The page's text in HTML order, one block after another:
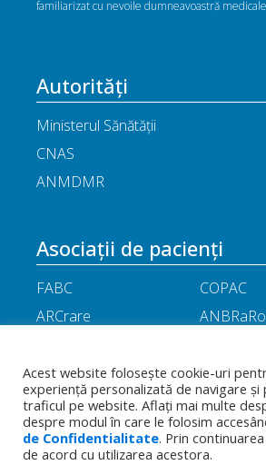
familiarizat cu nevoile dumneavoastră
Autorități
Ministerul Sănătății
CNAS
ANMDMR
Asociații de pacienți
FABC
COPAC
ARCrare
ANBRaRo
ANHR
ARIL
APOR
Little
Termeni
și
Politica de
Toate drepturile
Română a
Acest website folosește cookie-uri
experiență personalizată de navigare și
traficul pe website. Aflați mai multe
despre modul în care le folosim
de Confidentialitate. Prin
de acord cu utilizarea acestora.